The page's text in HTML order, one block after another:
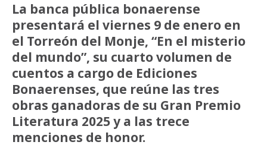
La banca pública bonaerense
presentará el viernes 9 de enero en
el Torreón del Monje, “En el misterio
del mundo”, su cuarto volumen de
cuentos a cargo de Ediciones
Bonaerenses, que reúne las tres
obras ganadoras de su Gran Premio
Literatura 2025 y a las trece
menciones de honor.